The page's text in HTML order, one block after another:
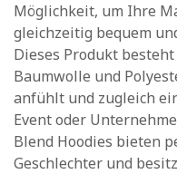
Möglichkeit, um Ihre
gleichzeitig bequem
Dieses Produkt
Baumwolle und
anfühlt und zugleich
Event oder
Blend Hoodies bieten
Geschlechter und